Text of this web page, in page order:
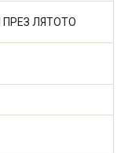
ЛЯТОТО